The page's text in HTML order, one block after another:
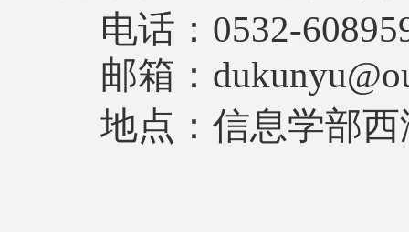
电话：0532-
邮箱：
地点：信息学部西